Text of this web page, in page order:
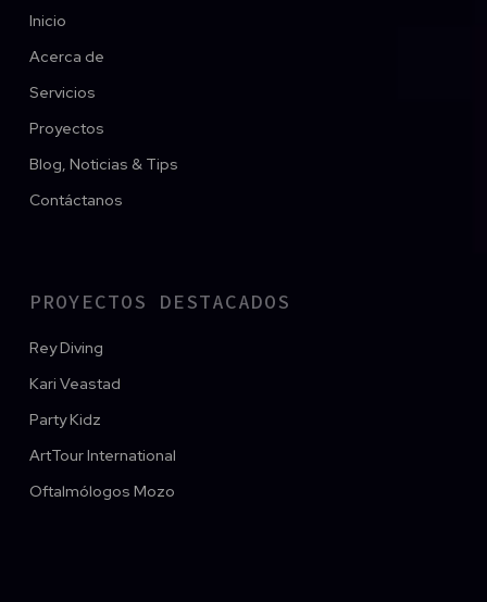
Acerca de
Servicios
Proyectos
Blog, Noticias & Tips
Contáctanos
Kari Veastad
Party Kidz
ArtTour International
Oftalmólogos Mozo